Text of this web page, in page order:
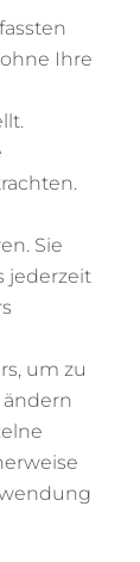
Ihre
Sie
jederzeit
um zu
ändern